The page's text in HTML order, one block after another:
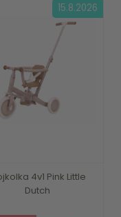
4v1 Pink Little
Dutch
15.8.2026